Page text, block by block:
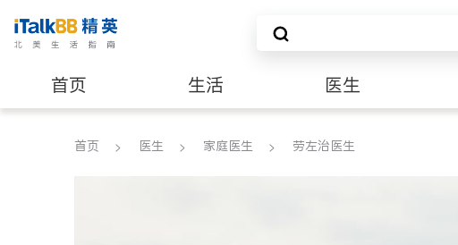
首页 生活 医生
建筑装修
首页 医生 家庭医生 劳左治医生